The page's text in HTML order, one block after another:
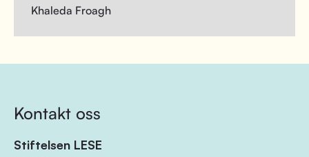
Khaleda Froagh
Kontakt oss
Stiftelsen LESE